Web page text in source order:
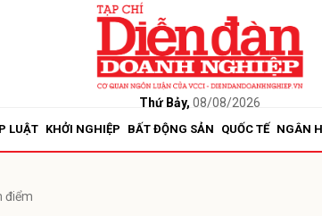
Thứ Bảy, 08/08/2026
LUẬT KHỞI NGHIỆP BẤT ĐỘNG SẢN QUỐC TẾ NGÂN
điểm